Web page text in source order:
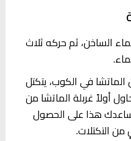
الساخن، ثم حركه ثلاث
في الكوب، يتكتل
أولاً غربلة الماتشا من
هذا على الحصول
من التكتلات.